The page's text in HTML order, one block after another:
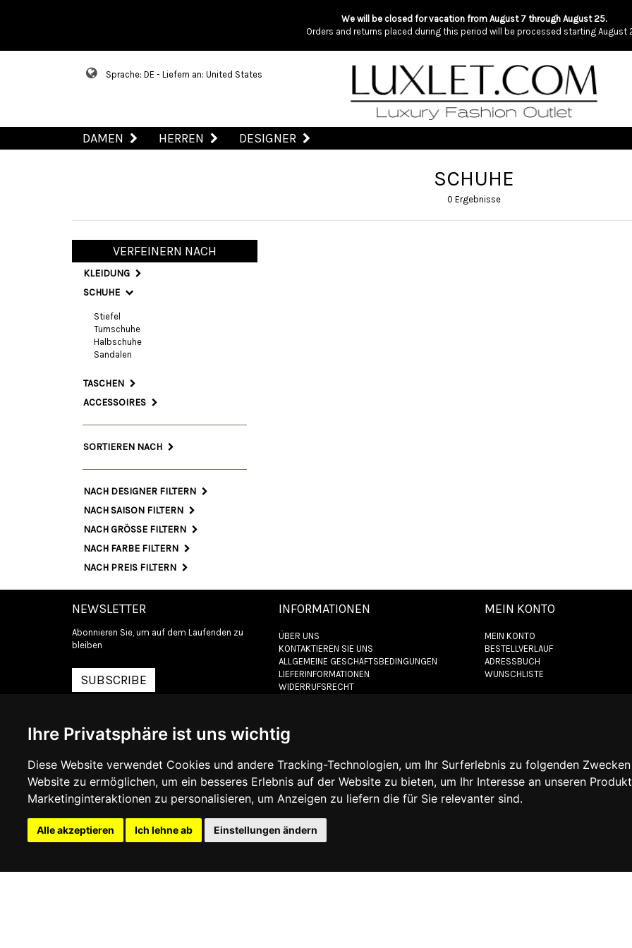
Ihre Privatsphäre ist uns wichtig
Diese Website verwendet Cookies und andere Tracking-Technologien, um Ihr Surferlebnis zu folgenden
Website zu ermöglichen, um ein besseres Erlebnis auf der Website zu bieten, um Ihr Interesse an unseren
Marketinginteraktionen zu personalisieren, um Anzeigen zu liefern die für Sie relevanter sind.
Alle akzeptieren Ich lehne ab Einstellungen ändern
We will be closed for vacation from August 7 through August 25.
Orders and returns placed during this period will be processed starting August
Sprache: DE - Liefern an: United States
DAMEN HERREN DESIGNER
SCHUHE
0 Ergebnisse
VERFEINERN NACH
KLEIDUNG
SCHUHE
Stiefel
Turnschuhe
Halbschuhe
Sandalen
TASCHEN
ACCESSOIRES
SORTIEREN NACH
NACH DESIGNER FILTERN
NACH SAISON FILTERN
NACH GRÖSSE FILTERN
NACH FARBE FILTERN
NACH PREIS FILTERN
NEWSLETTER
Abonnieren Sie, um auf dem Laufenden zu
bleiben
SUBSCRIBE
INFORMATIONEN
ÜBER UNS
KONTAKTIEREN SIE UNS
ALLGEMEINE GESCHÄFTSBEDINGUNGEN
LIEFERINFORMATIONEN
WIDERRUFSRECHT
MEIN KONTO
MEIN KONTO
BESTELLVERLAUF
ADRESSBUCH
WUNSCHLISTE